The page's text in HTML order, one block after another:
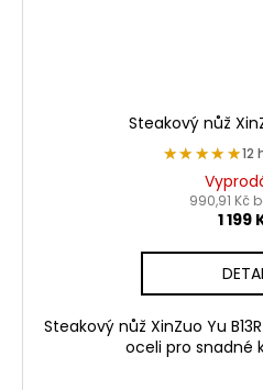
Steakový nůž
★★★★★
★★★★★12
990,91 Kč
1 199
Steakový nůž XinZuo Yu
oceli pro snadné